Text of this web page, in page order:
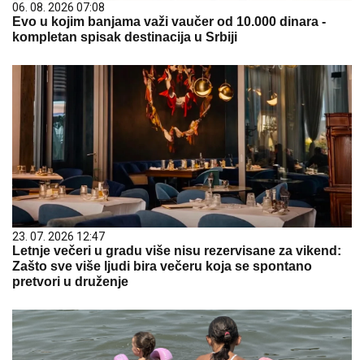
06. 08. 2026 07:08
Evo u kojim banjama važi vaučer od 10.000 dinara -
kompletan spisak destinacija u Srbiji
23. 07. 2026 12:47
Letnje večeri u gradu više nisu rezervisane za vikend:
Zašto sve više ljudi bira večeru koja se spontano
pretvori u druženje